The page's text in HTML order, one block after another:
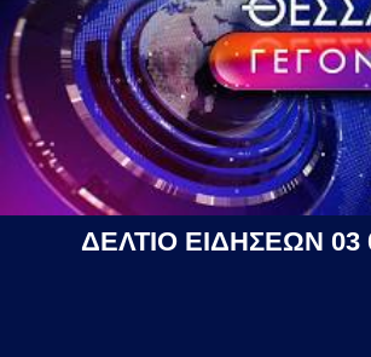
ΔΕΛΤΙΟ ΕΙΔΗΣΕΩΝ 03